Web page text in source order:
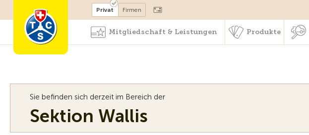
Mitglied werden
Privat Firmen
Mitgliedschaft & Leistungen Produkte
Sie befinden sich derzeit im Bereich der
Sektion Wallis